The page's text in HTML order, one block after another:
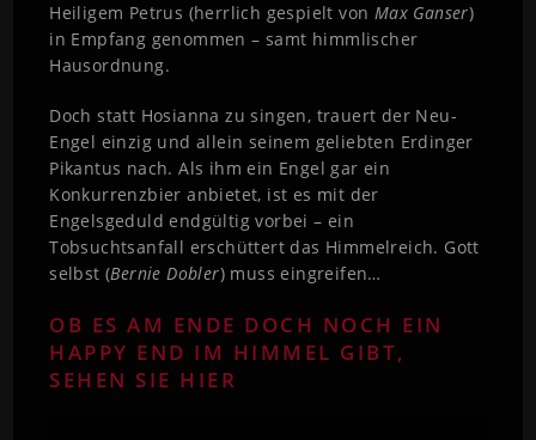
Heiligem Petrus (herrlich gespielt von Max Ganser)
in Empfang genommen – samt himmlischer
Hausordnung.
Doch statt Hosianna zu singen, trauert der Neu-
Engel einzig und allein seinem geliebten Erdinger
Pikantus nach. Als ihm ein Engel gar ein
Konkurrenzbier anbietet, ist es mit der
Engelsgeduld endgültig vorbei – ein
Tobsuchtsanfall erschüttert das Himmelreich. Gott
selbst (Bernie Dobler) muss eingreifen…
OB ES AM ENDE DOCH NOCH EIN
HAPPY END IM HIMMEL GIBT,
SEHEN SIE HIER